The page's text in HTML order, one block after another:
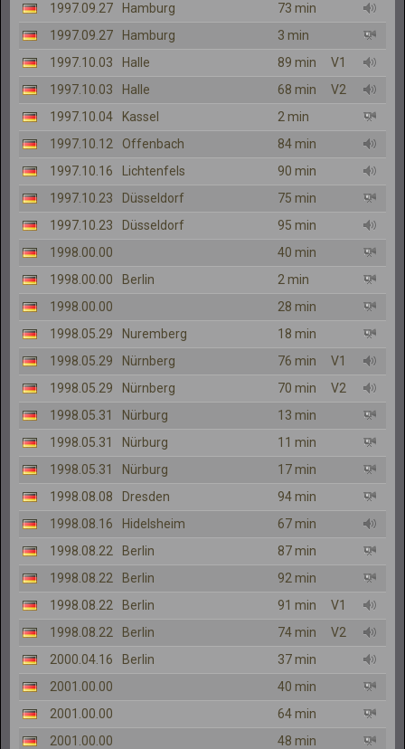
1997.09.27
Hamburg
73 min
1997.09.27
Hamburg
3 min
1997.10.03
Halle 89 min
V1
1997.10.03
Halle 68 min
V2
1997.10.04
Kassel
2 min
1997.10.12
Offenbach
84 min
1997.10.16
Lichtenfels
90 min
1997.10.23
Düsseldorf
75 min
1997.10.23
Düsseldorf
95 min
1998.00.00
40 min
1998.00.00
Berlin
2 min
1998.00.00
28 min
1998.05.29
Nuremberg
18 min
1998.05.29
Nürnberg 76 min
V1
1998.05.29
Nürnberg 70 min
V2
1998.05.31
Nürburg
13 min
1998.05.31
Nürburg
11 min
1998.05.31
Nürburg
17 min
1998.08.08
Dresden
94 min
1998.08.16
Hidelsheim
67 min
1998.08.22
Berlin
87 min
1998.08.22
Berlin
92 min
1998.08.22
Berlin 91 min
V1
1998.08.22
Berlin 74 min
V2
2000.04.16
Berlin
37 min
2001.00.00
40 min
2001.00.00
64 min
2001.00.00
48 min